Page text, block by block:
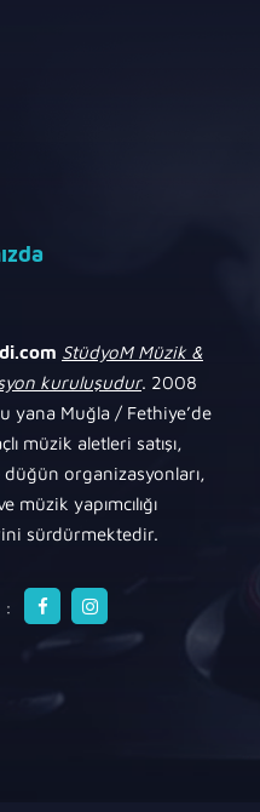
StüdyoM Müzik &
kuruluşudur. 2008
yana Muğla / Fethiye’de
müzik aletleri satışı,
düğün organizasyonları,
müzik yapımcılığı
sürdürmektedir.
: